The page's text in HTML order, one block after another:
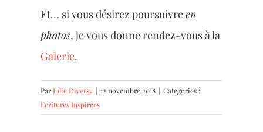
Et… si vous désirez poursuivreen
photos, je vous donne rendez-vous à la
Galerie.
ParJulie Diversy | 12 novembre 2018 | Catégories :
Ecritures Inspirées